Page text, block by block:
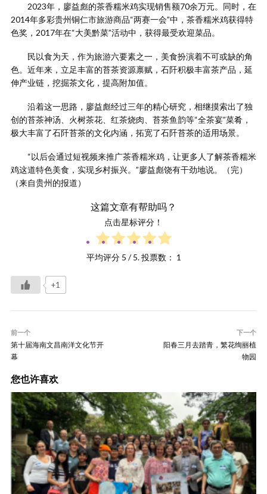
2023年，廖益彪的茶香糯米鸡实现销售额70余万元。同时，在
2014年多彩贵州铜仁市旅游商品“两赛一会”中，茶香糯米鸡获得特
色奖，2017年在“大美黔菜”活动中，获得最受欢迎菜品。
民以食为天，作为旅游六要素之一，美食扮演着不可或缺的角
色。近年来，立足丰富的苔茶资源禀赋，石阡积极丰富茶产品，延
伸产业链，挖掘茶文化，提高附加值。
沿着这一思路，廖益彪经过三年的精心研究，相继摸索出了独
创的苔茶神汤、火树茶花、红茶烧肉、苔茶鱼韵等“全茶宴”菜肴，
极大丰富了石阡苔茶的文化内涵，拓宽了石阡苔茶的适用场景。
“以后会通过短视频来推广茶香糯米鸡，让更多人了解茶香糯米
鸡这道特色美食，实现乡村振兴。”廖益彪饶有干劲地说。（完）
（来自贵州的报道）
这篇文章有帮助吗？
点击星标评分！
平均评分 5 / 5. 投票数： 1
+1
前一个
第十届海南文昌南洋文化节开
幕
下一个
阳春三月去踏青，繁花绚丽植
物园
您也许喜欢